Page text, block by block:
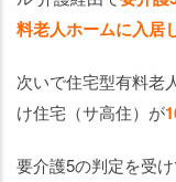
料老人ホームに入居
次いで住宅型有料老
け住宅（サ高住）が
要介護5の判定を受け